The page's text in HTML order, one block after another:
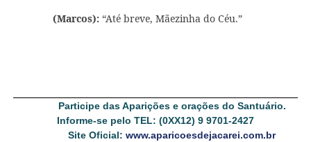
(Marcos): “Até breve, Mãezinha do Céu.”
Participe das Aparições e orações do Santuário.
Informe-se pelo TEL: (0XX12) 9 9701-2427
Site Oficial:www.aparicoesdejacarei.com.br